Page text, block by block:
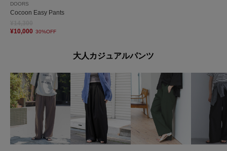
DOORS
Cocoon Easy Pants
¥10,000 30%OFF
大人カジュアルパンツ